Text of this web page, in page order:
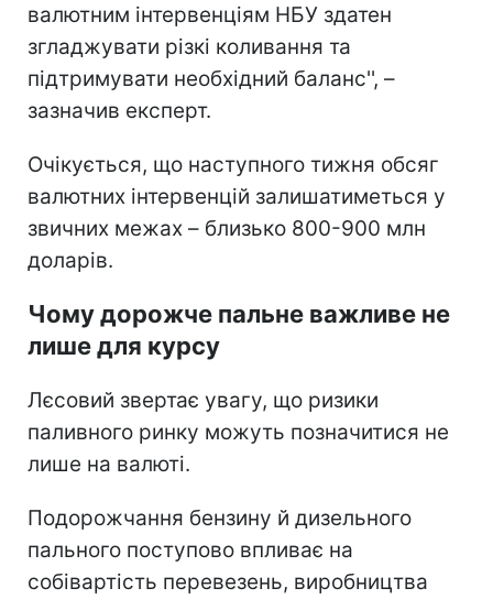
валютним інтервенціям НБУ здатен
згладжувати різкі коливання та
підтримувати необхідний баланс'', –
зазначив експерт.
Очікується, що наступного тижня обсяг
валютних інтервенцій залишатиметься у
звичних межах – близько 800-900 млн
доларів.
Чому дорожче пальне важливе не
лише для курсу
Лєсовий звертає увагу, що ризики
паливного ринку можуть позначитися не
лише на валюті.
Подорожчання бензину й дизельного
пального поступово впливає на
собівартість перевезень, виробництва